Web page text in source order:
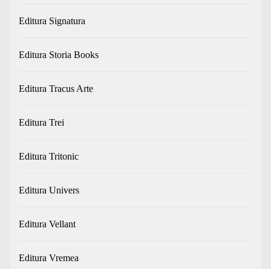
Editura Signatura
Editura Storia Books
Editura Tracus Arte
Editura Trei
Editura Tritonic
Editura Univers
Editura Vellant
Editura Vremea